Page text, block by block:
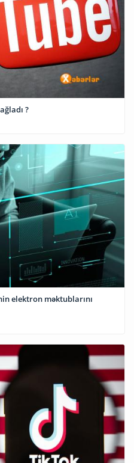
?
elektron məktublarını